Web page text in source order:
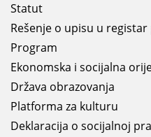
Statut
Rešenje o upisu u
Program
Ekonomska i socijalna
Država obrazovanja
Platforma za kulturu
Deklaracija o socijalnoj